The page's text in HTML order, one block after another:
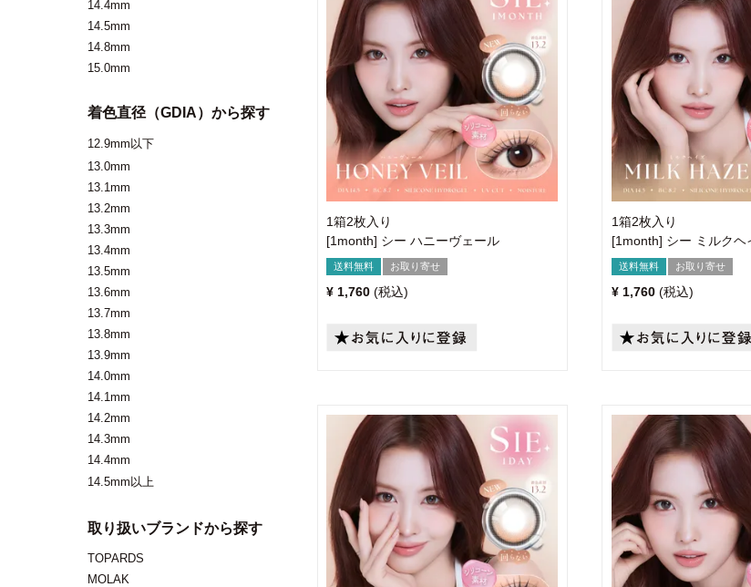
14.4mm
14.5mm
14.8mm
15.0mm
着色直径（GDIA）から探す
12.9mm以下
13.0mm
13.1mm
13.2mm
13.3mm
13.4mm
13.5mm
13.6mm
13.7mm
13.8mm
13.9mm
14.0mm
14.1mm
14.2mm
14.3mm
14.4mm
14.5mm以上
取り扱いブランドから探す
TOPARDS
MOLAK
1箱2枚入り
[1month] シー ハニーヴェール
送料無料 お取り寄せ
¥ 1,760 税込
1箱2枚入り
[1month] シー ミルクヘ
送料無料 お取り寄せ
¥ 1,760 税込